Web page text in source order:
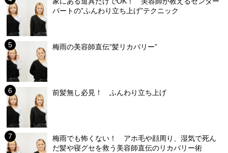
パートの”ふんわり立ち上げ”テクニック
梅雨の美容師直伝”髪リカバリー”
前髪無し必見！ ふんわり立ち上げ
梅雨でも怖くない！ アホ毛や顔周り、湿気で死ん
だ髪や寝グセを救う美容師直伝のリカバリー術